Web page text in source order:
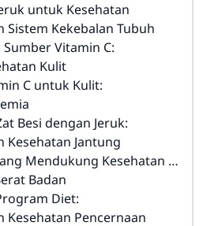
untuk Kesehatan
Sistem Kekebalan Tubuh
Sumber Vitamin C:
Kulit
C untuk Kulit:
Besi dengan Jeruk:
Kesehatan Jantung
Mendukung Kesehatan Jantung:
Badan
Diet:
Kesehatan Pencernaan